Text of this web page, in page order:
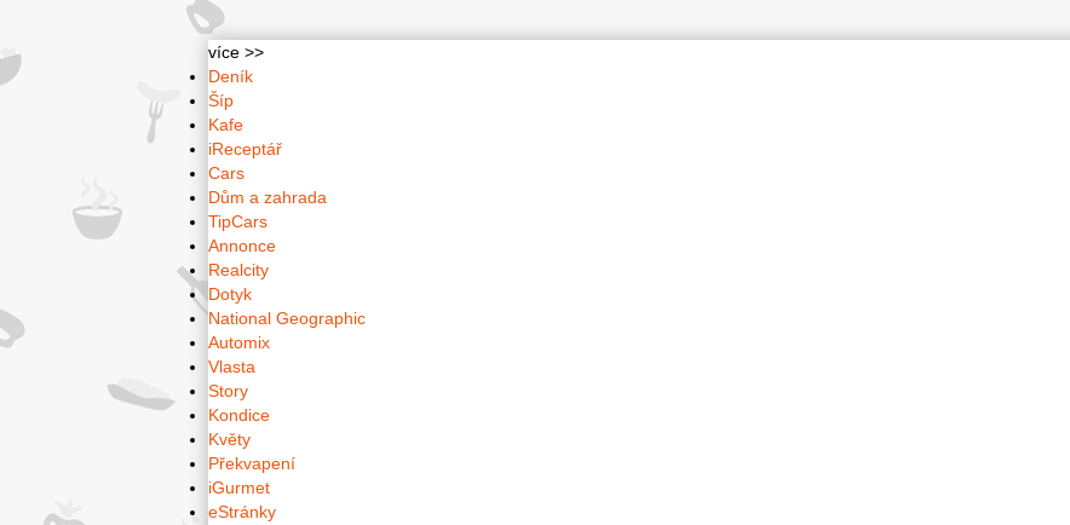
více >>
Deník
Šíp
Kafe
iReceptář
Cars
Dům a zahrada
TipCars
Annonce
Realcity
Dotyk
National Geographic
Automix
Vlasta
Story
Kondice
Květy
Překvapení
iGurmet
eStránky